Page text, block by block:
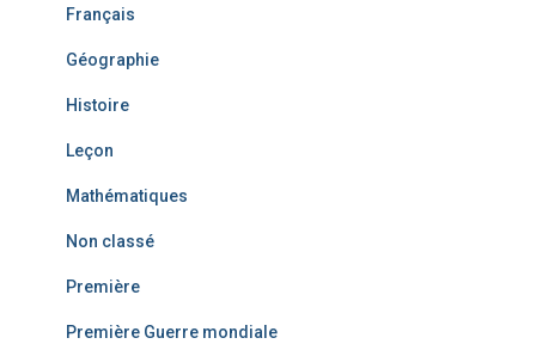
Français
Géographie
Histoire
Leçon
Mathématiques
Non classé
Première
Première Guerre mondiale